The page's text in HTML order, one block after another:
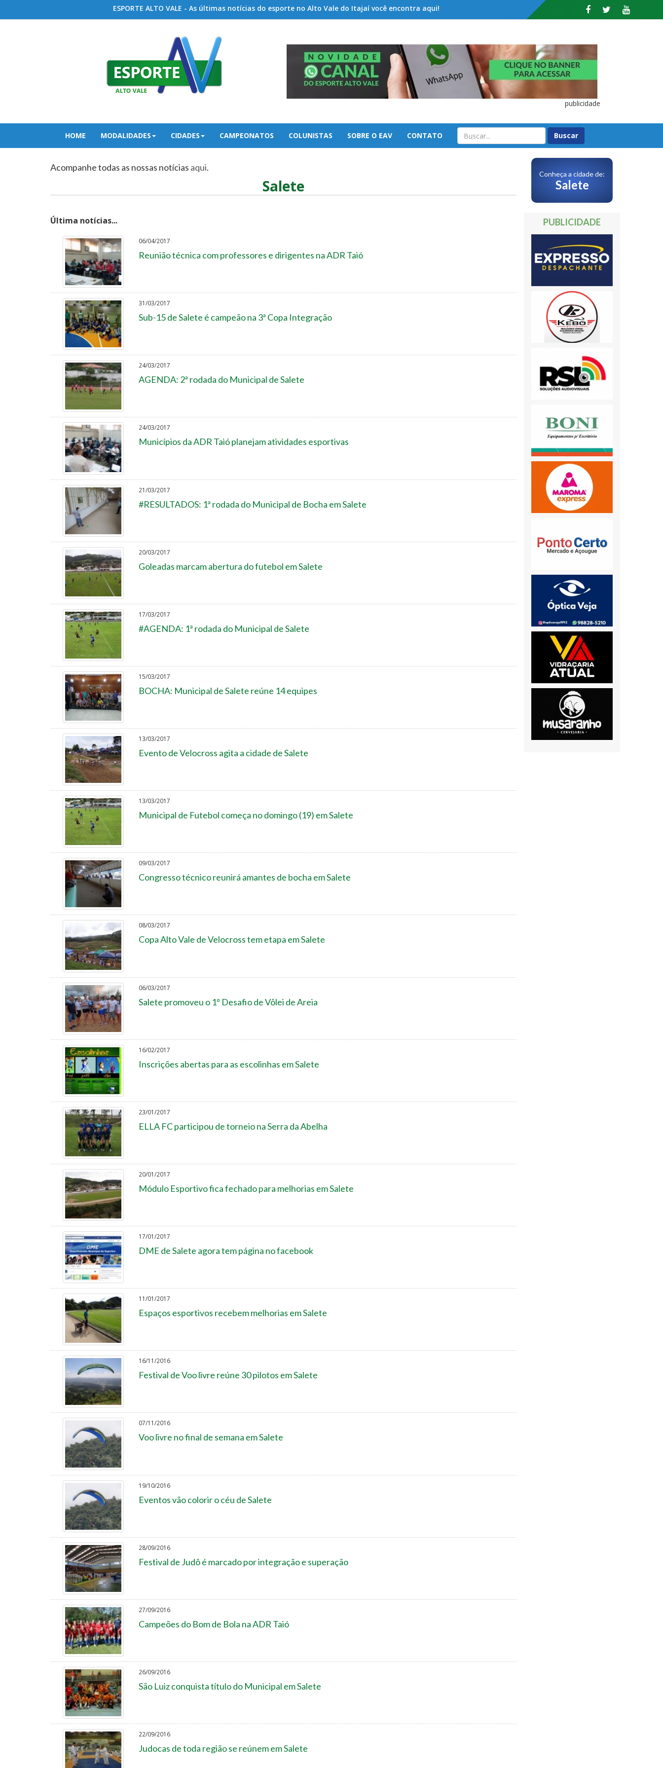
ESPORTE ALTO VALE - As últimas notícias do esporte no Alto Vale do Itajaí você encontra aqui!
publicidade
HOME MODALIDADES CIDADES CAMPEONATOS COLUNISTAS SOBRE O EAV CONTATO
Acompanhe todas as nossas notícias aqui.
Salete
Última notícias...
06/04/2017
Reunião técnica com professores e dirigentes na ADR Taió
31/03/2017
Sub-15 de Salete é campeão na 3ª Copa Integração
24/03/2017
AGENDA: 2ª rodada do Municipal de Salete
24/03/2017
Municípios da ADR Taió planejam atividades esportivas
21/03/2017
#RESULTADOS: 1ª rodada do Municipal de Bocha em Salete
20/03/2017
Goleadas marcam abertura do futebol em Salete
17/03/2017
#AGENDA: 1ª rodada do Municipal de Salete
15/03/2017
BOCHA: Municipal de Salete reúne 14 equipes
13/03/2017
Evento de Velocross agita a cidade de Salete
13/03/2017
Municipal de Futebol começa no domingo (19) em Salete
09/03/2017
Congresso técnico reunirá amantes de bocha em Salete
08/03/2017
Copa Alto Vale de Velocross tem etapa em Salete
06/03/2017
Salete promoveu o 1º Desafio de Vôlei de Areia
16/02/2017
Inscrições abertas para as escolinhas em Salete
23/01/2017
ELLA FC participou de torneio na Serra da Abelha
20/01/2017
Módulo Esportivo fica fechado para melhorias em Salete
17/01/2017
DME de Salete agora tem página no facebook
11/01/2017
Espaços esportivos recebem melhorias em Salete
16/11/2016
Festival de Voo livre reúne 30 pilotos em Salete
07/11/2016
Voo livre no final de semana em Salete
19/10/2016
Eventos vão colorir o céu de Salete
28/09/2016
Festival de Judô é marcado por integração e superação
27/09/2016
Campeões do Bom de Bola na ADR Taió
26/09/2016
São Luiz conquista título do Municipal em Salete
22/09/2016
Judocas de toda região se reúnem em Salete
Conheça a cidade de:
Salete
PUBLICIDADE